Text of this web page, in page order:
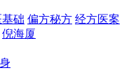
础 偏方秘方 经方医案
倪海厦